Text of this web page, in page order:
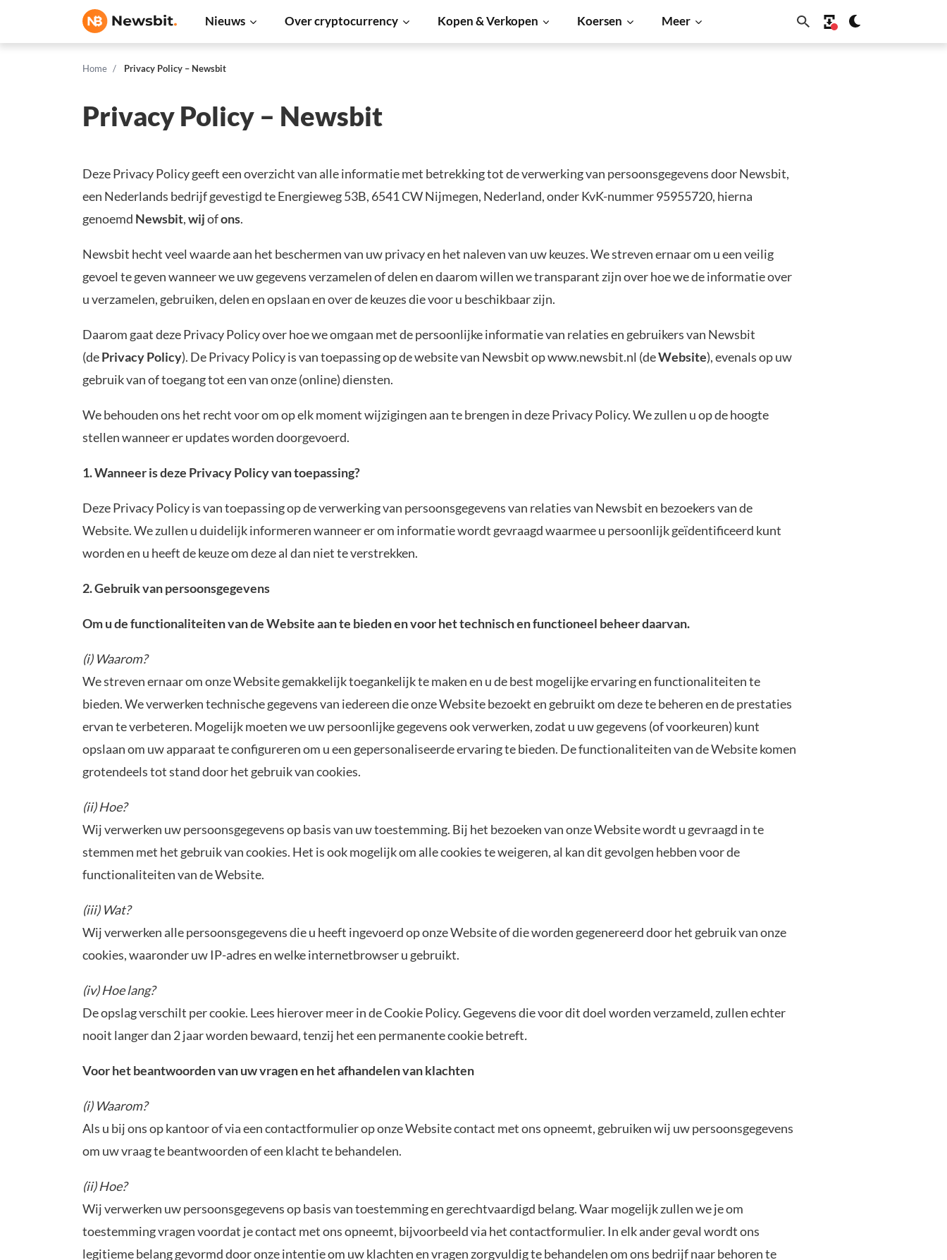
Nieuws Over cryptocurrency Kopen & Verkopen Koersen Meer
Home Privacy Policy – Newsbit
Privacy Policy – Newsbit
Deze Privacy Policy geeft een overzicht van alle informatie met betrekking tot de verwerking van persoonsgegevens door Newsbit,
een Nederlands bedrijf gevestigd te Energieweg 53B, 6541 CW Nijmegen, Nederland, onder KvK-nummer 95955720, hierna
genoemd Newsbit,wijofons.
Newsbit hecht veel waarde aan het beschermen van uw privacy en het naleven van uw keuzes. We streven ernaar om u een veilig
gevoel te geven wanneer we uw gegevens verzamelen of delen en daarom willen we transparant zijn over hoe we de informatie over
u verzamelen, gebruiken, delen en opslaan en over de keuzes die voor u beschikbaar zijn.
Daarom gaat deze Privacy Policy over hoe we omgaan met de persoonlijke informatie van relaties en gebruikers van Newsbit
(dePrivacy Policy). De Privacy Policy is van toepassing op de website van Newsbit op www.newsbit.nl (deWebsite), evenals op uw
gebruik van of toegang tot een van onze (online) diensten.
We behouden ons het recht voor om op elk moment wijzigingen aan te brengen in deze Privacy Policy. We zullen u op de hoogte
stellen wanneer er updates worden doorgevoerd.
1. Wanneer isdeze Privacy Policyvan toepassing?
Deze Privacy Policy is van toepassing op de verwerking van persoonsgegevens van relaties van Newsbit en bezoekers van de
Website. We zullen u duidelijk informeren wanneer er om informatie wordt gevraagd waarmee u persoonlijk geïdentificeerd kunt
worden en u heeft de keuze om deze al dan niet te verstrekken.
2. Gebruik van persoonsgegevens
Om u de functionaliteiten van de Website aan te bieden en voor het technisch en functioneel beheer daarvan.
(i) Waarom?
We streven ernaar om onze Website gemakkelijk toegankelijk te maken en u de best mogelijke ervaring en functionaliteiten te
bieden. We verwerken technische gegevens van iedereen die onze Website bezoekt en gebruikt om deze te beheren en de prestaties
ervan te verbeteren. Mogelijk moeten we uw persoonlijke gegevens ook verwerken, zodat u uw gegevens (of voorkeuren) kunt
opslaan om uw apparaat te configureren om u een gepersonaliseerde ervaring te bieden. De functionaliteiten van de Website komen
grotendeels tot stand door het gebruik van cookies.
(ii) Hoe?
Wij verwerken uw persoonsgegevens op basis van uw toestemming. Bij het bezoeken van onze Website wordt u gevraagd in te
stemmen met het gebruik van cookies. Het is ook mogelijk om alle cookies te weigeren, al kan dit gevolgen hebben voor de
functionaliteiten van de Website.
(iii) Wat?
Wij verwerken alle persoonsgegevens die u heeft ingevoerd op onze Website of die worden gegenereerd door het gebruik van onze
cookies, waaronder uw IP-adres en welke internetbrowser u gebruikt.
(iv) Hoe lang?
De opslag verschilt per cookie. Lees hierover meer in de Cookie Policy. Gegevens die voor dit doel worden verzameld, zullen echter
nooit langer dan 2 jaar worden bewaard, tenzij het een permanente cookie betreft.
Voor het beantwoorden van uw vragen en het afhandelen van klachten
(i) Waarom?
Als u bij ons op kantoor of via een contactformulier op onze Website contact met ons opneemt, gebruiken wij uw persoonsgegevens
om uw vraag te beantwoorden of een klacht te behandelen.
(ii) Hoe?
Wij verwerken uw persoonsgegevens op basis van toestemming en gerechtvaardigd belang. Waar mogelijk zullen we je om
toestemming vragen voordat je contact met ons opneemt, bijvoorbeeld via het contactformulier. In elk ander geval wordt ons
legitieme belang gevormd door onze intentie om uw klachten en vragen zorgvuldig te behandelen om ons bedrijf naar behoren te